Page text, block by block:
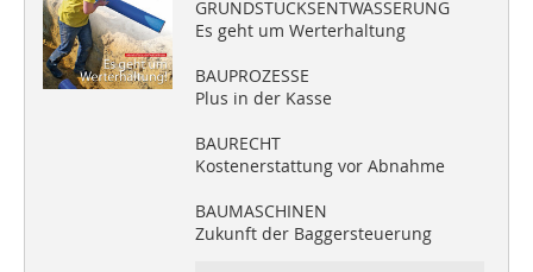
GRUNDSTÜCKSENTWÄSSERUNG
Es geht um Werterhaltung
BAUPROZESSE
Plus in der Kasse
BAURECHT
Kostenerstattung vor Abnahme
BAUMASCHINEN
Zukunft der Baggersteuerung